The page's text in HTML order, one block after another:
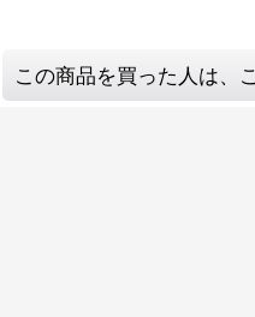
この商品を買った人は、